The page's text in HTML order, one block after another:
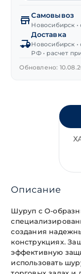
образным
крюком
4,0х25 мм,
цинк
Самовывоз
Новосибирск •
Доставка
Новосибирск •
РФ • расчет
Обновлено:
Описание
Шуруп с О-
создания
конструкциях.
эффективную
использовать